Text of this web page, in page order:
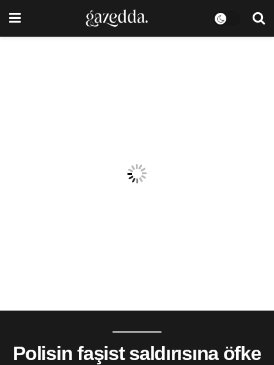
Polisin faşist saldırısına öfke